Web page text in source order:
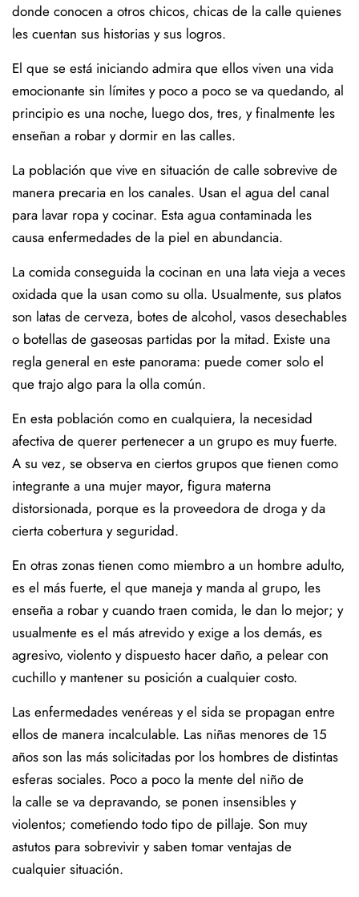
donde conocen a otros chicos, chicas de la calle quienes
les cuentan sus historias y sus logros.
El que se está iniciando admira que ellos viven una vida
emocionante sin límites y poco a poco se va quedando, al
principio es una noche, luego dos, tres, y finalmente les
enseñan a robar y dormir en las calles.
La población que vive en situación de calle sobrevive de
manera precaria en los canales. Usan el agua del canal
para lavar ropa y cocinar. Esta agua contaminada les
causa enfermedades de la piel en abundancia.
La comida conseguida la cocinan en una lata vieja a veces
oxidada que la usan como su olla. Usualmente, sus platos
son latas de cerveza, botes de alcohol, vasos desechables
o botellas de gaseosas partidas por la mitad. Existe una
regla general en este panorama: puede comer solo el
que trajo algo para la olla común.
En esta población como en cualquiera, la necesidad
afectiva de querer pertenecer a un grupo es muy fuerte.
A su vez, se observa en ciertos grupos que tienen como
integrante a una mujer mayor, figura materna
distorsionada, porque es la proveedora de droga y da
cierta cobertura y seguridad.
En otras zonas tienen como miembro a un hombre adulto,
es el más fuerte, el que maneja y manda al grupo, les
enseña a robar y cuando traen comida, le dan lo mejor; y
usualmente es el más atrevido y exige a los demás, es
agresivo, violento y dispuesto hacer daño, a pelear con
cuchillo y mantener su posición a cualquier costo.
Las enfermedades venéreas y el sida se propagan entre
ellos de manera incalculable. Las niñas menores de 15
años son las más solicitadas por los hombres de distintas
esferas sociales. Poco a poco la mente del niño de
la calle se va depravando, se ponen insensibles y
violentos; cometiendo todo tipo de pillaje. Son muy
astutos para sobrevivir y saben tomar ventajas de
cualquier situación.